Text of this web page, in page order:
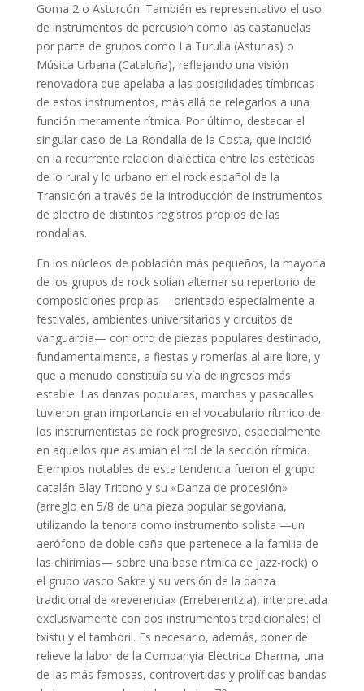
Goma 2 o Asturcón. También es representativo el uso
de instrumentos de percusión como las castañuelas
por parte de grupos como La Turulla (Asturias) o
Música Urbana (Cataluña), reflejando una visión
renovadora que apelaba a las posibilidades tímbricas
de estos instrumentos, más allá de relegarlos a una
función meramente rítmica. Por último, destacar el
singular caso de La Rondalla de la Costa, que incidió
en la recurrente relación dialéctica entre las estéticas
de lo rural y lo urbano en el rock español de la
Transición a través de la introducción de instrumentos
de plectro de distintos registros propios de las
rondallas.
En los núcleos de población más pequeños, la mayoría
de los grupos de rock solían alternar su repertorio de
composiciones propias —orientado especialmente a
festivales, ambientes universitarios y circuitos de
vanguardia— con otro de piezas populares destinado,
fundamentalmente, a fiestas y romerías al aire libre, y
que a menudo constituía su vía de ingresos más
estable. Las danzas populares, marchas y pasacalles
tuvieron gran importancia en el vocabulario rítmico de
los instrumentistas de rock progresivo, especialmente
en aquellos que asumían el rol de la sección rítmica.
Ejemplos notables de esta tendencia fueron el grupo
catalán Blay Tritono y su «Danza de procesión»
(arreglo en 5/8 de una pieza popular segoviana,
utilizando la tenora como instrumento solista —un
aerófono de doble caña que pertenece a la familia de
las chirimías— sobre una base rítmica de jazz-rock) o
el grupo vasco Sakre y su versión de la danza
tradicional de «reverencia» (Erreberentzia), interpretada
exclusivamente con dos instrumentos tradicionales: el
txistu y el tamboril. Es necesario, además, poner de
relieve la labor de la Companyia Elèctrica Dharma, una
de las más famosas, controvertidas y prolíficas bandas